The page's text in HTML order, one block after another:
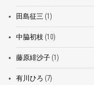
田島征三 (1)
中脇初枝 (10)
藤原緋沙子(1)
有川ひろ (7)